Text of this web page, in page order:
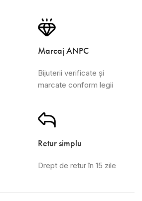
Marcaj ANPC
Bijuterii verificate și
marcate conform legii
Retur simplu
Drept de retur în 15 zile